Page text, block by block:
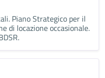
Piano Strategico per il
di locazione occasionale.